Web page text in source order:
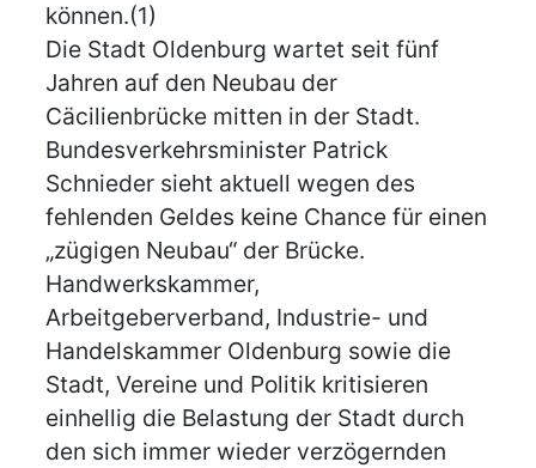
können.(1)
Die Stadt Oldenburg wartet seit fünf
Jahren auf den Neubau der
Cäcilienbrücke mitten in der Stadt.
Bundesverkehrsminister Patrick
Schnieder sieht aktuell wegen des
fehlenden Geldes keine Chance für einen
„zügigen Neubau“ der Brücke.
Handwerkskammer,
Arbeitgeberverband, Industrie- und
Handelskammer Oldenburg sowie die
Stadt, Vereine und Politik kritisieren
einhellig die Belastung der Stadt durch
den sich immer wieder verzögernden